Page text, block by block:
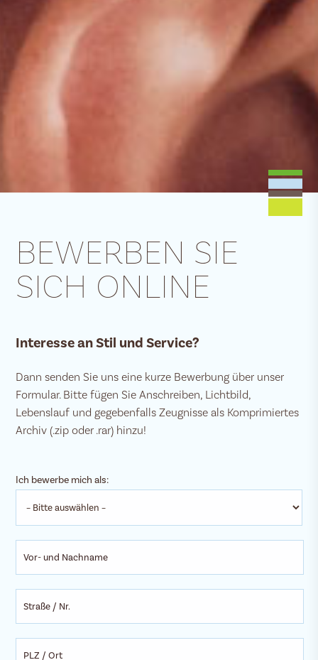
BEWERBEN SIE
SICH ONLINE
Interesse an Stil und Service?
Dann senden Sie uns eine kurze Bewerbung über unser
Formular. Bitte fügen Sie Anschreiben, Lichtbild,
Lebenslauf und gegebenfalls Zeugnisse als Komprimiertes
Archiv (.zip oder .rar) hinzu!
Ich bewerbe mich als: